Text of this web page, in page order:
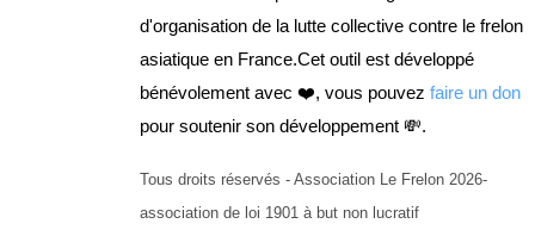
d'organisation de la lutte collective contre le frelon
asiatique en France.Cet outil est développé
bénévolement avec ❤️, vous pouvez faire un don
pour soutenir son développement 💸.
Tous droits réservés - Association Le Frelon 2026-
association de loi 1901 à but non lucratif